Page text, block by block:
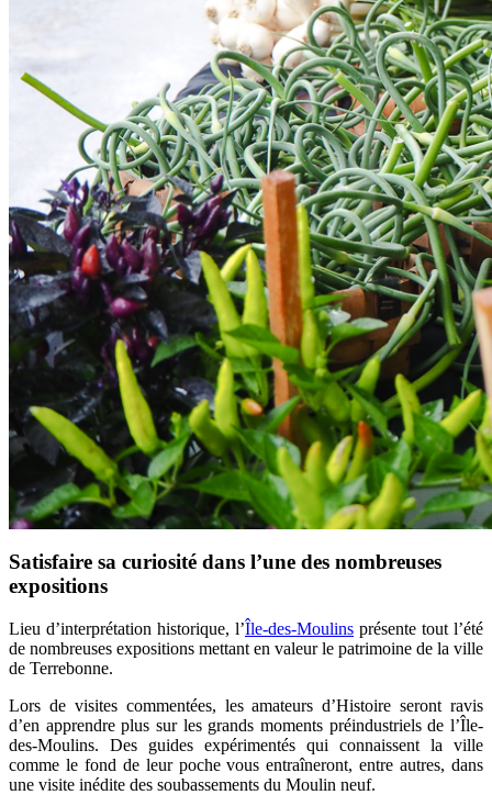
Satisfaire sa curiosité dans l’une des nombreuses
expositions
Lieu d’interprétation historique, l’Île-des-Moulins présente tout l’été
de nombreuses expositions mettant en valeur le patrimoine de la ville
de Terrebonne.
Lors de visites commentées, les amateurs d’Histoire seront ravis
d’en apprendre plus sur les grands moments préindustriels de l’Île-
des-Moulins. Des guides expérimentés qui connaissent la ville
comme le fond de leur poche vous entraîneront, entre autres, dans
une visite inédite des soubassements du Moulin neuf.